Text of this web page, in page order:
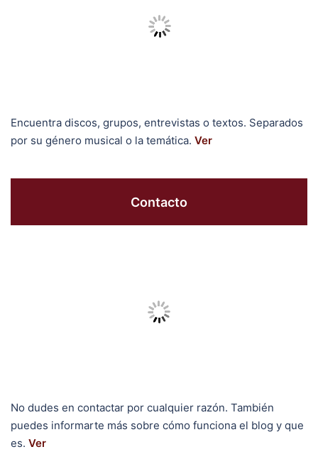
Encuentra discos, grupos, entrevistas o textos. Separados
por su género musical o la temática. Ver
Contacto
No dudes en contactar por cualquier razón. También
puedes informarte más sobre cómo funciona el blog y que
es. Ver